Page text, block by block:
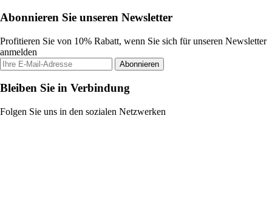
Abonnieren Sie unseren Newsletter
Profitieren Sie von 10% Rabatt, wenn Sie sich für unseren Newsletter
anmelden
Abonnieren
Bleiben Sie in Verbindung
Folgen Sie uns in den sozialen Netzwerken